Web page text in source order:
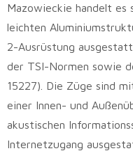
Mazowieckie handelt es
leichten
2-Ausrüstung
der TSI-Normen sowie
15227). Die Züge sind
einer Innen- und
akustischen
Internetzugang